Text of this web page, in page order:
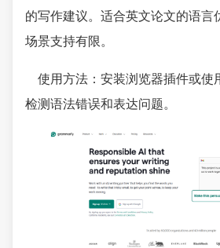
的写作建议。适合英文论文的语言
场景支持有限。
使用方法：安装浏览器插件或使
检测语法错误和表达问题。